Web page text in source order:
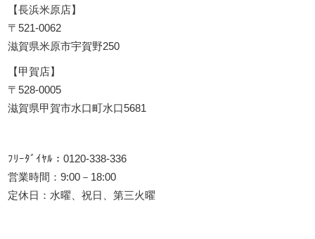
【長浜米原店】
〒521-0062
滋賀県米原市宇賀野250
【甲賀店】
〒528-0005
滋賀県甲賀市水口町水口5681
ﾌﾘｰﾀﾞｲﾔﾙ：0120-338-336
営業時間：9:00－18:00
定休日：水曜、祝日、第三火曜